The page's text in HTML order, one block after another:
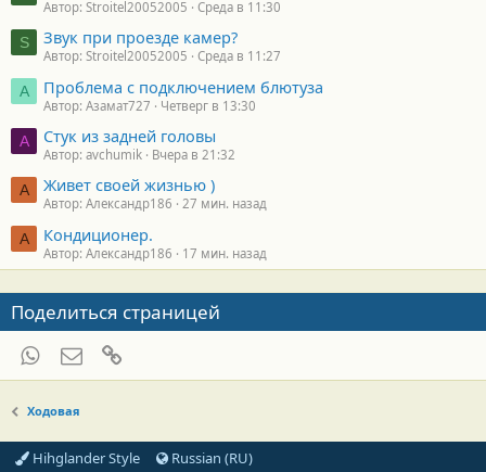
Автор: Stroitel20052005 Среда в 11:30
S Звук при проезде камер?
Автор: Stroitel20052005 Среда в 11:27
А Проблема с подключением блютуза
Автор: Азамат727 Четверг в 13:30
A Стук из задней головы
Автор: avchumik Вчера в 21:32
А Живет своей жизнью )
Автор: Александр186 27 мин. назад
А Кондиционер.
Автор: Александр186 17 мин. назад
Поделиться страницей
WhatsAppЭлектронная почта
Ходовая
Hihglander Style Russian (RU)